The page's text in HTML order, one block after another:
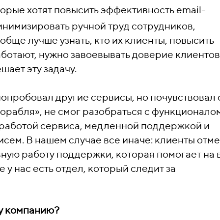
хотят повысить эффективность email-
ручной труд сотрудников,
лучше узнать, кто их клиенты, повысить
нужно завоевывать доверие
эту задачу.
другие сервисы, но почувствовал
не смог разобраться с
сервиса, медленной поддержкой и
В нашем случае все иначе: клиенты
работу поддержки, которая помогает на
нас есть отдел, который следит за
компанию?